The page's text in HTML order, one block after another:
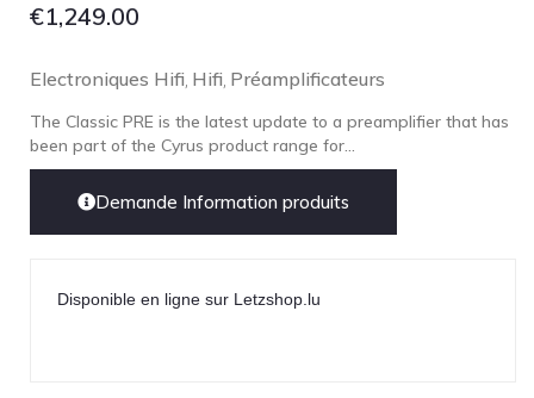
€1,249.00
Electroniques Hifi Hifi Préamplificateurs
The Classic PRE is the latest update to a preamplifier that has
been part of the Cyrus product range for...
Demande Information produits
Disponible en ligne sur Letzshop.lu